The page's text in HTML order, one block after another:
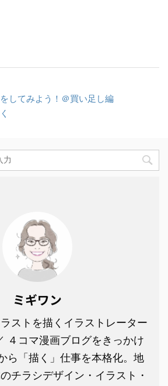
してみよう！＠買い足し編
ミギワン
ストを描くイラストレーター
４コマ漫画ブログをきっかけ
ら「描く」仕事を本格化。地
チラシデザイン・イラスト・